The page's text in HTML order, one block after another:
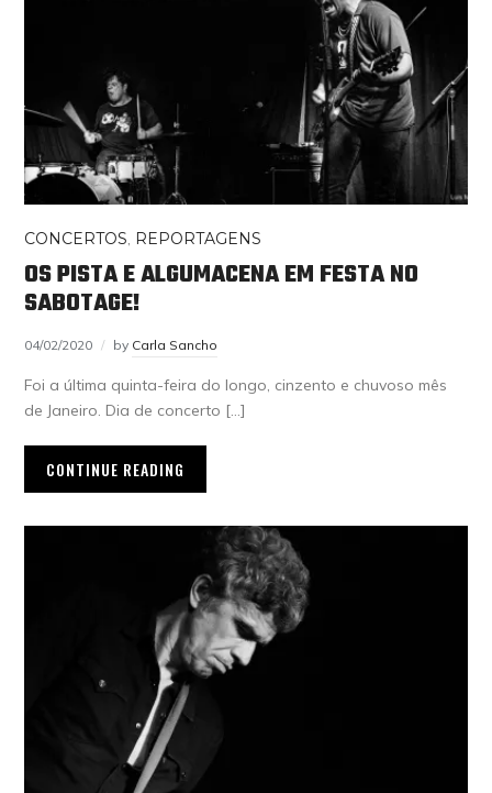
CONCERTOS, REPORTAGENS
OS PISTA E ALGUMACENA EM FESTA NO
SABOTAGE!
04/02/2020 by Carla Sancho
Foi a última quinta-feira do longo, cinzento e chuvoso mês
de Janeiro. Dia de concerto […]
CONTINUE READING